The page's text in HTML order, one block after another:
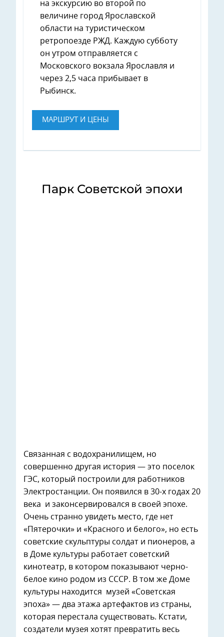
на экскурсию во второй по
величине город Ярославской
области на туристическом
ретропоезде РЖД. Каждую субботу
он утром отправляется с
Московского вокзала Ярославля и
через 2,5 часа прибывает в
Рыбинск.
МАРШРУТ И ЦЕНЫ
Парк Советской эпохи
Связанная с водохранилищем, но
совершенно другая история — это поселок
ГЭС, который построили для работников
Электростанции. Он появился в 30-х годах 20
века и законсервировался в своей эпохе.
Очень странно увидеть место, где нет
«Пятерочки» и «Красного и белого», но есть
советские скульптуры солдат и пионеров, а
в Доме культуры работает советский
кинотеатр, в котором показывают черно-
белое кино родом из СССР. В том же Доме
культуры находится музей «Советская
эпоха» — два этажа артефактов из страны,
которая перестала существовать. Кстати,
создатели музея хотят превратить весь